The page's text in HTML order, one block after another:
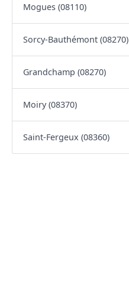
Mogues (08110)
Sorcy-Bauthémont (08270)
Grandchamp (08270)
Moiry (08370)
Saint-Fergeux (08360)